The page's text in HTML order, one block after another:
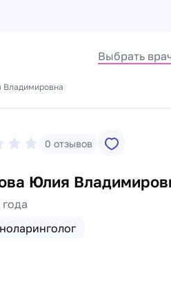
Выбрать
0 отзывов
Юлия